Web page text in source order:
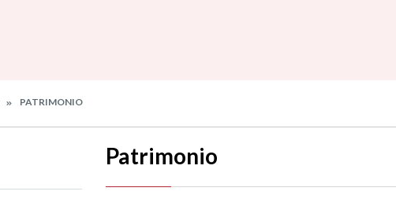
PATRIMONIO
Patrimonio